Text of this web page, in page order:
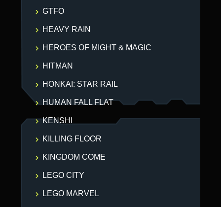
GTFO
HEAVY RAIN
HEROES OF MIGHT & MAGIC
HITMAN
HONKAI: STAR RAIL
HUMAN FALL FLAT
KENSHI
KILLING FLOOR
KINGDOM COME
LEGO CITY
LEGO MARVEL